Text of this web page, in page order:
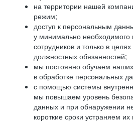
на территории нашей
режим;
доступ к персональным
у минимально необходимого
сотрудников и только в
должностных обязанностей;
мы постоянно обучаем
в обработке персональных
с помощью системы
мы повышаем уровень
данных и при обнаружении
короткие сроки устраняем